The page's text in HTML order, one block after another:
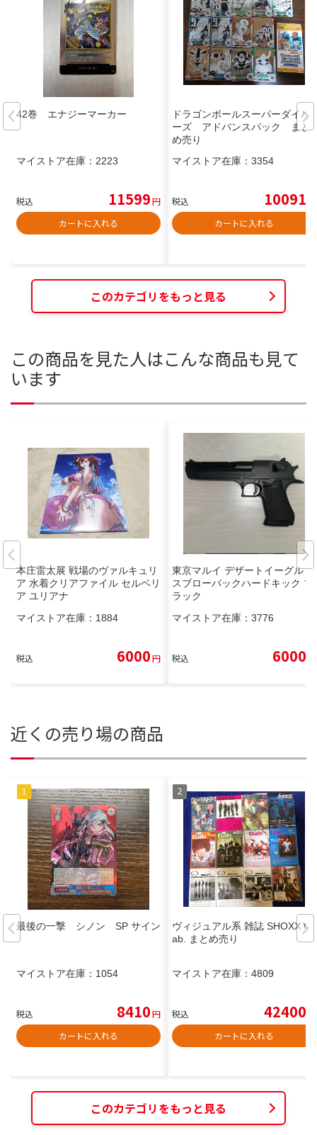
42巻 エナジーマーカー
マイストア在庫： 2223
税込 11599円
カートに入れる
ドラゴンボールスーパーダイバ
ーズ アドバンスパック まと
め売り
マイストア在庫： 3354
税込 10091
カートに入れる
このカテゴリをもっと見る
この商品を見た人はこんな商品も見て
います
本庄雷太展 戦場のヴァルキュリ
ア 水着クリアファイル セルベリ
ア ユリアナ
マイストア在庫： 1884
税込 6000円
東京マルイ デザートイーグル ガ
スブローバックハードキック ブ
ラック
マイストア在庫： 3776
税込 6000
近くの売り場の商品
最後の一撃 シノン SP サイン
マイストア在庫： 1054
税込 8410円
カートに入れる
ヴィジュアル系 雑誌 SHOXX G
ab. まとめ売り
マイストア在庫： 4809
税込 42400
カートに入れる
このカテゴリをもっと見る